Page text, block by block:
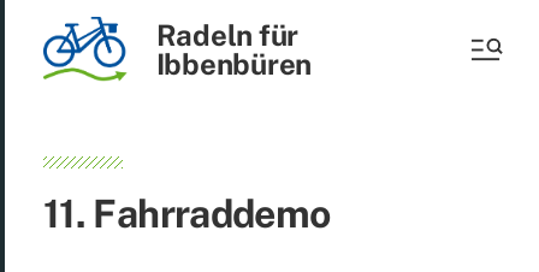
Radeln für
Ibbenbüren
11. Fahr­rad­de­mo